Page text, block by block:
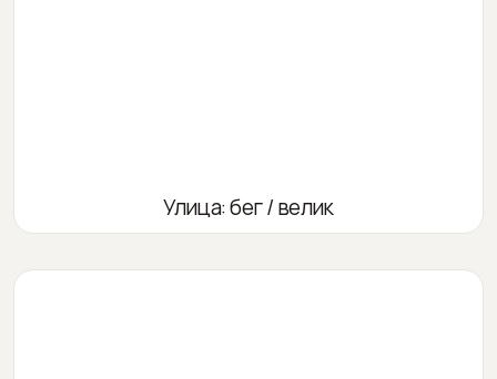
Улица: бег / велик